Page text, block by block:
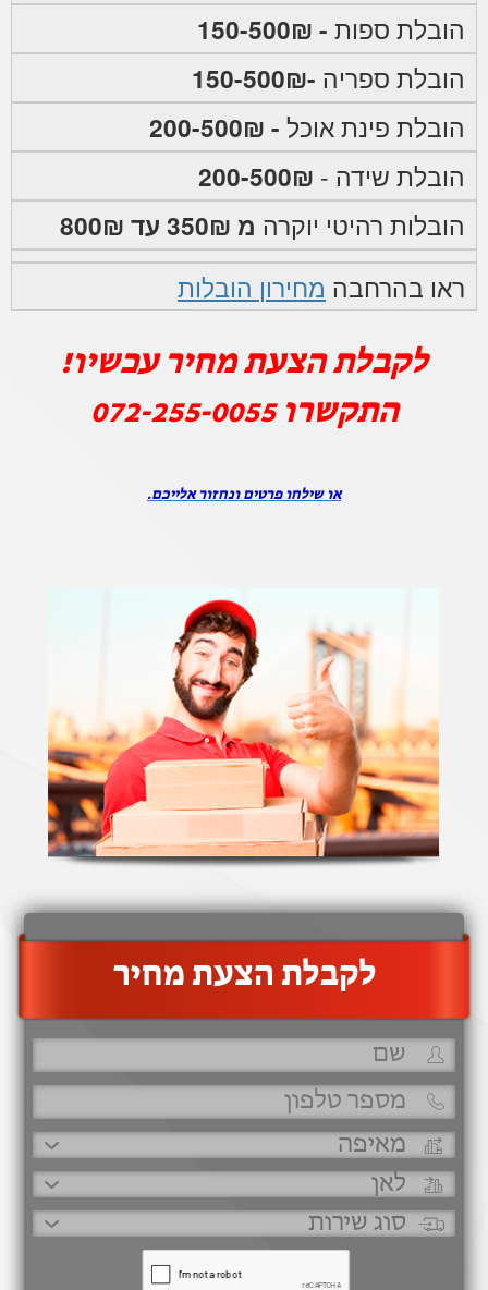
הובלת ספות - 150-500₪
הובלת ספריה -150-500₪
הובלת פינת אוכל - 200-500₪
הובלת שידה - 200-500₪
הובלות רהיטי יוקרה מ 350₪ עד 800₪
ראו בהרחבה מחירון הובלות
לקבלת הצעת מחיר עכשיו!
התקשרו072-255-0055
או שילחו פרטים ונחזור אלייכם.
‫לקבלת הצעת מחיר